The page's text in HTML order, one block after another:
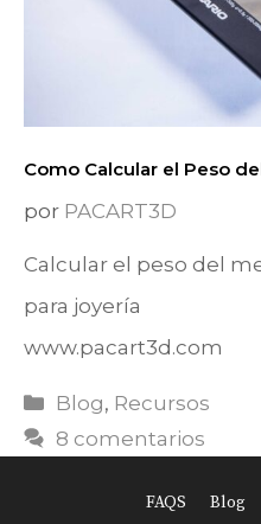
Como Calcular el Peso
por PACART3D
Calcular el peso del
para joyería
www.pacart3d.com
Categorías
Blog, Recursos
8 comentarios
FAQS Blog